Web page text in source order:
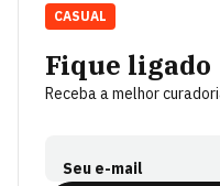
Fique ligado
Receba a melhor
Seu e-mail
CASUAL